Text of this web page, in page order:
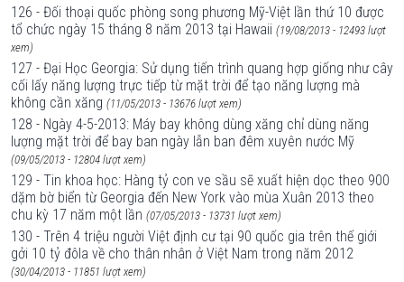
126 - Đối thoại quốc phòng song phương Mỹ-Việt lần thứ 10 được
tổ chức ngày 15 tháng 8 năm 2013 tại Hawaii (19/08/2013 - 12493 lượt
xem)
127 - Đại Học Georgia: Sử dụng tiến trình quang hợp giống như cây
cối lấy năng lượng trực tiếp từ mặt trời để tạo năng lượng mà
không cần xăng (11/05/2013 - 13676 lượt xem)
128 - Ngày 4-5-2013: Máy bay không dùng xăng chỉ dùng năng
lượng mặt trời để bay ban ngày lẫn ban đêm xuyên nước Mỹ
(09/05/2013 - 12804 lượt xem)
129 - Tin khoa học: Hàng tỷ con ve sầu sẽ xuất hiện dọc theo 900
dặm bờ biển từ Georgia đến New York vào mùa Xuân 2013 theo
chu kỳ 17 năm một lần (07/05/2013 - 13731 lượt xem)
130 - Trên 4 triệu người Việt định cư tại 90 quốc gia trên thế giới
gởi 10 tỷ đôla về cho thân nhân ở Việt Nam trong năm 2012
(30/04/2013 - 11851 lượt xem)